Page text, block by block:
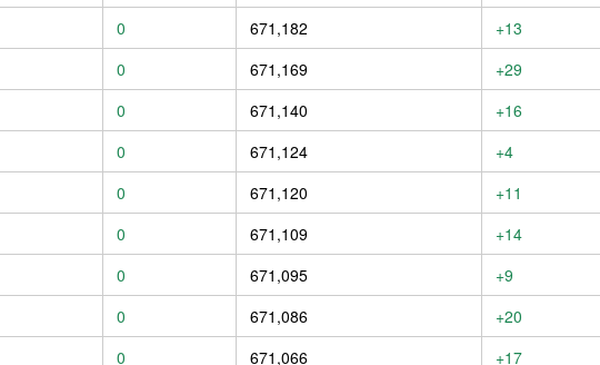
0 671,182
+13
0 671,169
+29
0 671,140
+16
0 671,124
+4
0 671,120
+11
0 671,109
+14
0 671,095
+9
0 671,086
+20
0 671,066
+17